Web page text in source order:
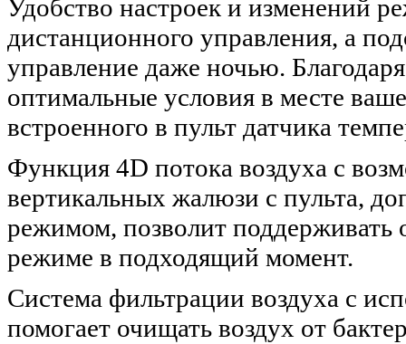
Удобство настроек и изменений
дистанционного управления, а
управление даже ночью.
оптимальные условия в месте
встроенного в пульт датчика
Функция 4D потока воздуха с
вертикальных жалюзи с пульта,
режимом, позволит
режиме в подходящий момент.
Система фильтрации воздуха с
помогает очищать воздух от